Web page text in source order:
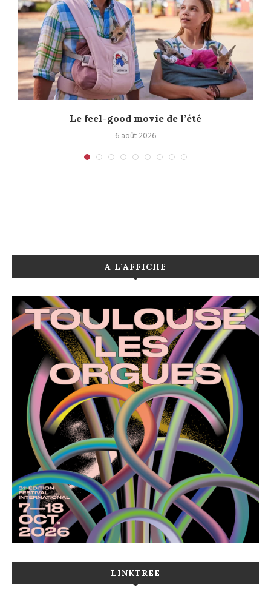
Le feel-good movie de l’été
6 août 2026
A L’AFFICHE
LINKTREE